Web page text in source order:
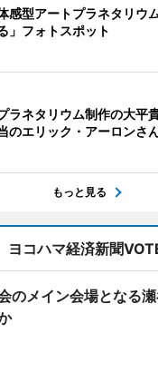
感型アートプラネタリウ
」フォトスポット
ラネタリウム制作の大平
のエリック・アーロンさ
もっと見る
ヨコハマ経済新聞
のメイン会場となる